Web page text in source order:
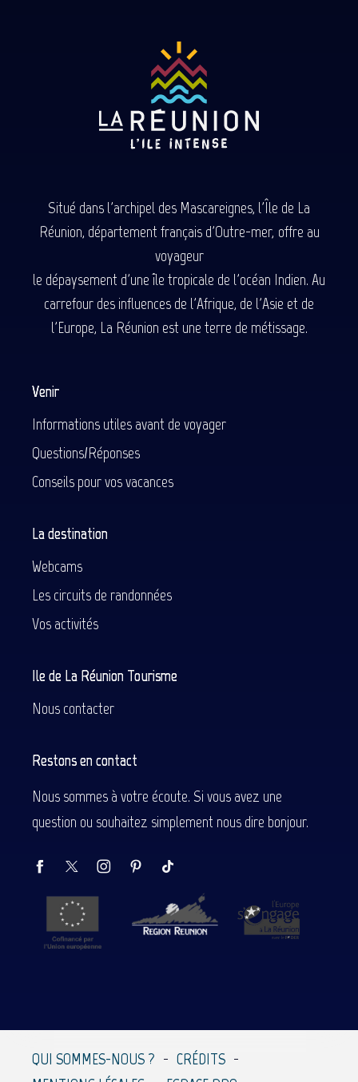
Situé dans l'archipel des Mascareignes, l'Île de La
Réunion, département français d'Outre-mer, offre au
voyageur
le dépaysement d'une île tropicale de l'océan Indien. Au
carrefour des influences de l'Afrique, de l'Asie et de
l'Europe, La Réunion est une terre de métissage.
Venir
Informations utiles avant de voyager
Questions/Réponses
Conseils pour vos vacances
La destination
Webcams
Les circuits de randonnées
Vos activités
Ile de La Réunion Tourisme
Nous contacter
Restons en contact
Nous sommes à votre écoute. Si vous avez une
question ou souhaitez simplement nous dire bonjour.
QUI SOMMES-NOUS ?
CRÉDITS